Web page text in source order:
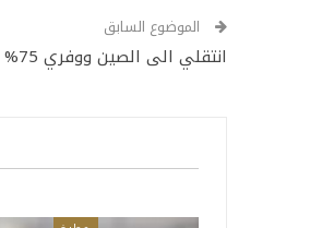
الموضوع السابق
انتقلي الى الصين ووفري 75% من تكاليف المعيشة